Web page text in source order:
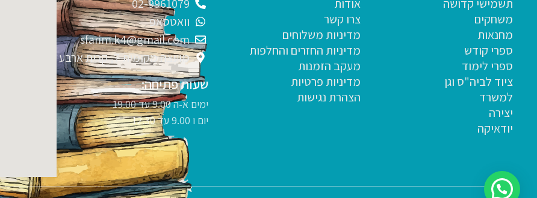
תשמישי קדושה
משחקים
מחנאות
ספרי קודש
ספרי לימוד
ציוד לביה"ס וגן
למשרד
יצירה
יודאיקה
אודות
צרו קשר
מדיניות משלוחים
מדיניות החזרים והחלפות
מעקב הזמנות
מדיניות פרטיות
הצהרת נגישות
02-9961079
וואטסאפ
sfarim.k4@gmail.com
מועצה מקומית 7, קרית ארבע
שעות פתיחה:
ימים א-ה 9.00 עד 19.00
יום ו 9.00 עד 12.30